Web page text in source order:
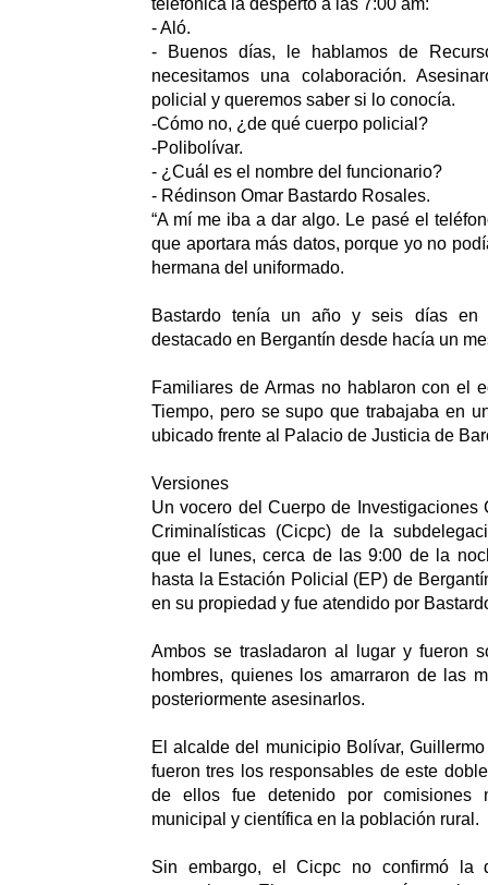
telefónica la despertó a las 7:00 am:
- Aló.
- Buenos días, le hablamos de
necesitamos una colaboración.
policial y queremos saber si lo conocía.
-Cómo no, ¿de qué cuerpo policial?
-Polibolívar.
- ¿Cuál es el nombre del funcionario?
- Rédinson Omar Bastardo Rosales.
“A mí me iba a dar algo. Le pasé el
que aportara más datos, porque yo no
hermana del uniformado.
Bastardo tenía un año y seis días en
destacado en Bergantín desde hacía un
Familiares de Armas no hablaron con el
Tiempo, pero se supo que trabajaba en
ubicado frente al Palacio de Justicia de
Versiones
Un vocero del Cuerpo de Investigaciones
Criminalísticas (Cicpc) de la
que el lunes, cerca de las 9:00 de la
hasta la Estación Policial (EP) de
en su propiedad y fue atendido por
Ambos se trasladaron al lugar y fueron
hombres, quienes los amarraron de las
posteriormente asesinarlos.
El alcalde del municipio Bolívar,
fueron tres los responsables de este
de ellos fue detenido por comisiones
municipal y científica en la población rural.
Sin embargo, el Cicpc no confirmó la